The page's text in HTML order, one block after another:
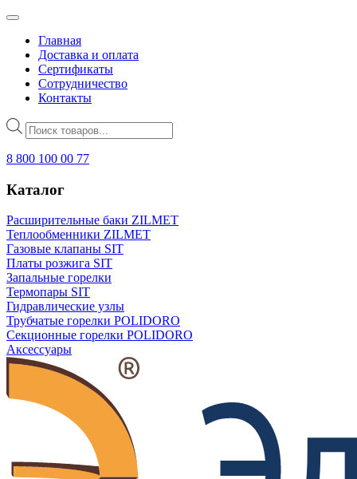
Главная
Доставка и оплата
Сертификаты
Сотрудничество
Контакты
Поиск
товаров
8 800 100 00 77
Каталог
Расширительные баки ZILMET
Теплообменники ZILMET
Газовые клапаны SIT
Платы розжига SIT
Запальные горелки
Термопары SIT
Гидравлические узлы
Трубчатые горелки POLIDORO
Секционные горелки POLIDORO
Аксессуары